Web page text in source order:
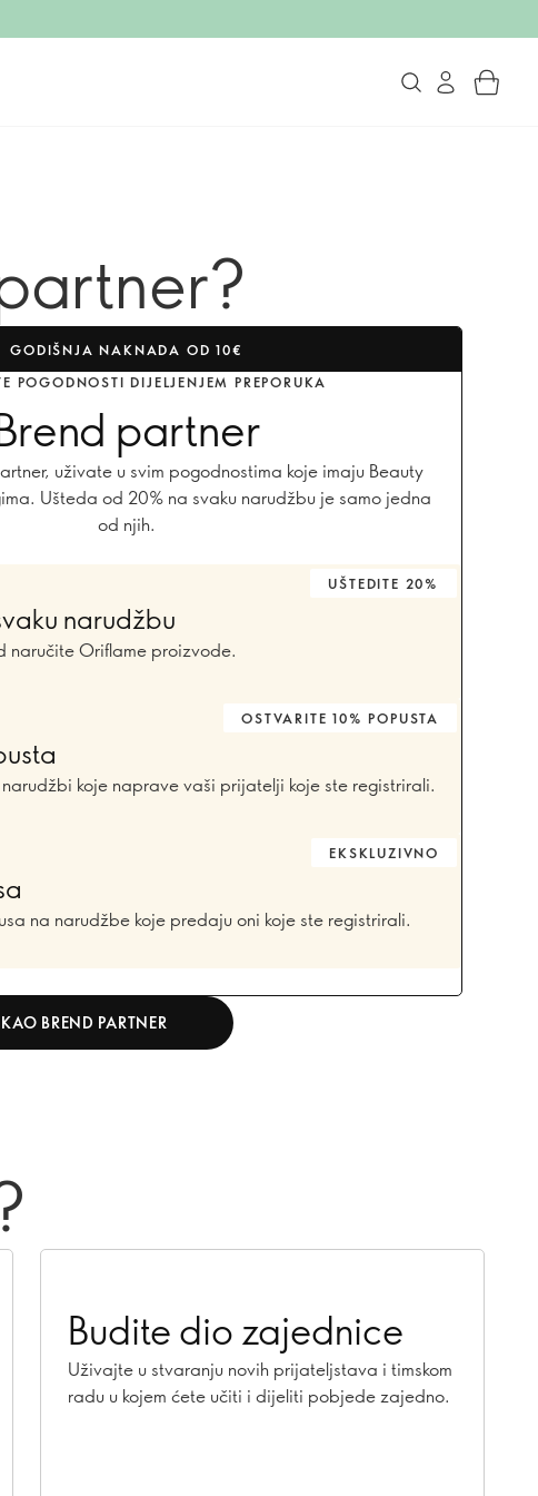
GODIŠNJA NAKNADA OD 10€
POGODNOSTI DIJELJENJEM PREPORUKA
partner
uživate u svim pogodnostima koje imaju Beauty
Ušteda od 20% na svaku narudžbu je samo jedna
od njih.
UŠTEDITE 20%
narudžbu
naručite Oriflame proizvode.
OSTVARITE 10% POPUSTA
koje naprave vaši prijatelji koje ste registrirali.
EKSKLUZIVNO
na narudžbe koje predaju oni koje ste registrirali.
BREND PARTNER
Budite dio zajednice
Uživajte u stvaranju novih prijateljstava i timskom
radu u kojem ćete učiti i dijeliti pobjede zajedno.